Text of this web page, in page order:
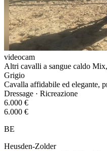
videocam
Altri cavalli a sangue caldo
Grigio
Cavalla affidabile ed elegante,
Dressage · Ricreazione
6.000 €
6.000 €
BE
Heusden-Zolder